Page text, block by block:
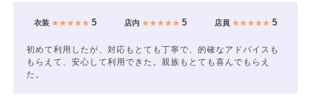
衣装★★★★★ 5 店内★★★★★ 5 店員 ★★★★★5
初めて利用したが、対応もとても丁寧で、的確なアドバイスも
もらえて、安心して利用できた。親族もとても喜んでもらえ
た。